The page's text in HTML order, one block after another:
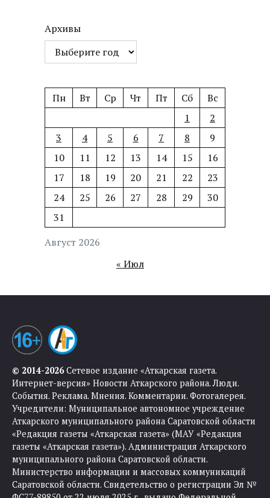
Архивы
Август 2026
Пн Вт Ср Чт Пт Сб
Вс
1
2
3
4 5 6 7 8
9
10
11 12 13 14 15
16
17
18 19 20 21 22
23
24
25 26 27 28 29
30
31
« Июл
© 2014-2026Сетевое издание «Аткарская газета.
Интернет-версия» Новости Аткарского района. Люди.
События. Реклама. Мнения. Комментарии. Фотогалерея.
Учредители: Муниципальное автономное учреждение
Аткарского муниципального района Саратовской области
«Редакция газеты «Аткарская газета» (МАУ «Редакция
газеты «Аткарская газета»). Администрация Аткарского
муниципального района Саратовской области.
Министерство информации и массовых коммуникаций
Саратовской области. Свидетельство о регистрации Эл №